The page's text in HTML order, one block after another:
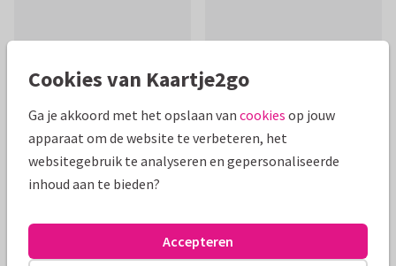
Cookies van Kaartje2go
Ga je akkoord met het opslaan van cookies op jouw
apparaat om de website te verbeteren, het
websitegebruik te analyseren en gepersonaliseerde
inhoud aan te bieden?
Accepteren